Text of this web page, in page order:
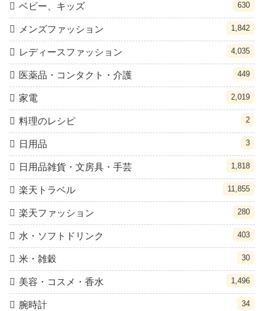
ベビー、キッズ 630
メンズファッション 1,842
レディースファッション 4,035
医薬品・コンタクト・介護 449
家電 2,019
料理のレシピ 2
日用品 3
日用品雑貨・文房具・手芸 1,818
楽天トラベル 11,855
楽天ファッション 280
水・ソフトドリンク 403
米・雑穀 30
美容・コスメ・香水 1,496
腕時計 34